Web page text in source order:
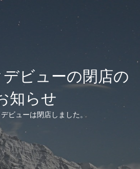
ビューの閉店の
知らせ
ビューは閉店しました。